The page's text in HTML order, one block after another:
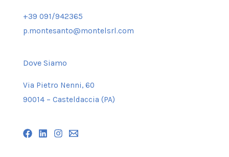
+39 091/942365
p.montesanto@montelsrl.com
Dove Siamo
Via Pietro Nenni, 60
90014 – Casteldaccia (PA)